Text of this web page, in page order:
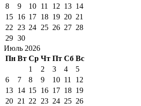
8 9 10 11 12 13 14
15 16 17 18 19 20 21
22
23 24 25 26 27 28
29 30
Июль 2026
Пн Вт Ср Чт Пт Сб Вс
1
2 3 4
5
6
7 8 9 10 11
12
13 14 15 16 17 18 19
20 21 22 23 24 25 26